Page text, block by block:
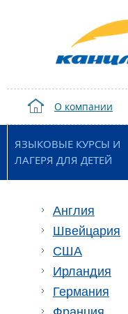
О компании
ЯЗЫКОВЫЕ КУРСЫ И
ЛАГЕРЯ ДЛЯ ДЕТЕЙ
Англия
Швейцария
США
Ирландия
Германия